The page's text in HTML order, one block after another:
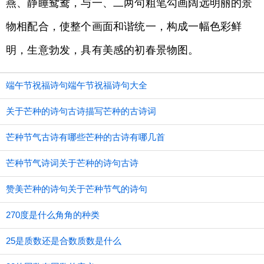
燕、静睡鸳鸯，与一、二两句粗笔勾画阔远明丽的景
物相配合，使整个画面和谐统一，构成一幅色彩鲜
明，生意勃发，具有美感的初春景物图。
端午节祝福诗句端午节祝福诗句大全
关于芒种的诗句古诗描写芒种的古诗词
芒种节气古诗有哪些芒种的古诗有哪几首
芒种节气诗词关于芒种的诗句古诗
赞美芒种的诗句关于芒种节气的诗句
270度是什么角角的种类
25是质数还是合数质数是什么